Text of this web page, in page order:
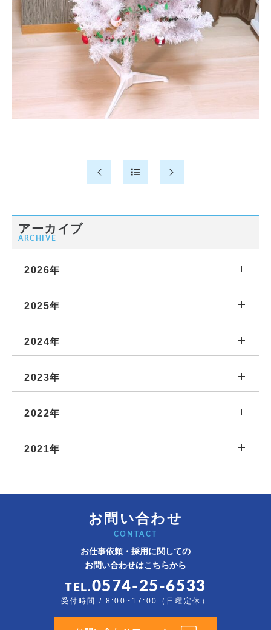
アーカイブ
ARCHIVE
2026年
2025年
2024年
2023年
2022年
2021年
お問い合わせ
CONTACT
お仕事依頼・採用に関しての
お問い合わせはこちらから
TEL.0574-25-6533
受付時間 / 8:00~17:00（日曜定休）